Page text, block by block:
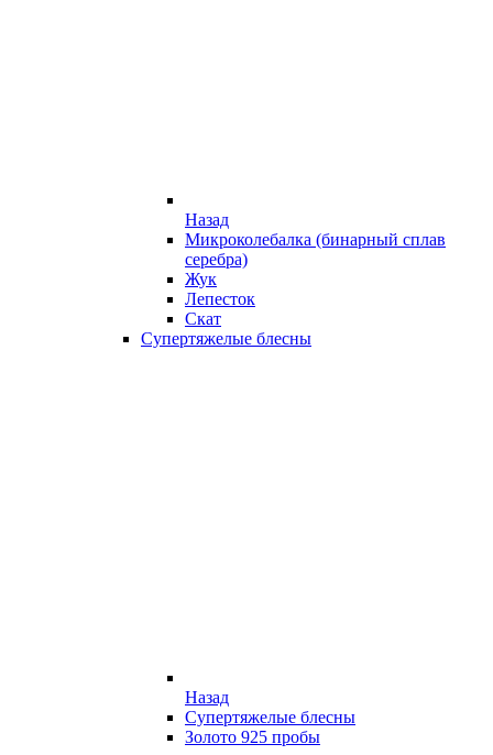
Назад
Микроколебалка (бинарный сплав
серебра)
Жук
Лепесток
Скат
Супертяжелые блесны
Назад
Супертяжелые блесны
Золото 925 пробы